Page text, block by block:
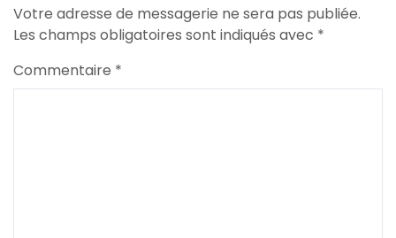
Votre adresse de messagerie ne sera pas publiée.
Les champs obligatoires sont indiqués avec *
Commentaire *